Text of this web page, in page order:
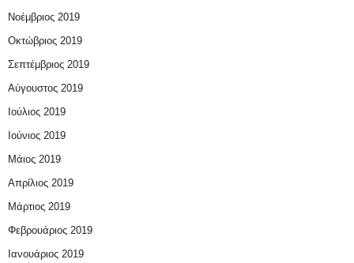
Νοέμβριος 2019
Οκτώβριος 2019
Σεπτέμβριος 2019
Αύγουστος 2019
Ιούλιος 2019
Ιούνιος 2019
Μάιος 2019
Απρίλιος 2019
Μάρτιος 2019
Φεβρουάριος 2019
Ιανουάριος 2019